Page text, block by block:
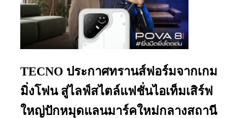
TECNO ประกาศทรานส์ฟอร์มจากเกม
มิ่งโฟน สู่ไลฟ์สไตล์แฟชั่นไอเท็มเสิร์ฟ
ใหญ่ปักหมุดแลนมาร์คใหม่กลางสถานี